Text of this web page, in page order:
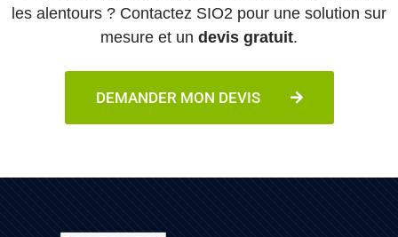
les alentours ? Contactez SIO2 pour une solution sur
mesure et un devis gratuit.
DEMANDER MON DEVIS